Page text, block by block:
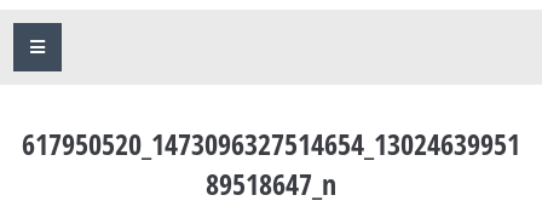
617950520_1473096327514654_13024639951
89518647_n